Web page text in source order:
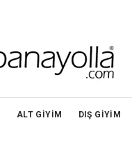
ALT GİYİM DIŞ GİYİM